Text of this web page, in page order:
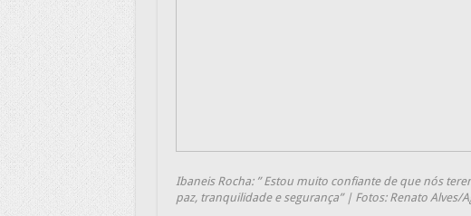
Ibaneis Rocha: ” Estou muito confiante de que nós
paz, tranquilidade e segurança” | Fotos: Renato Alves/